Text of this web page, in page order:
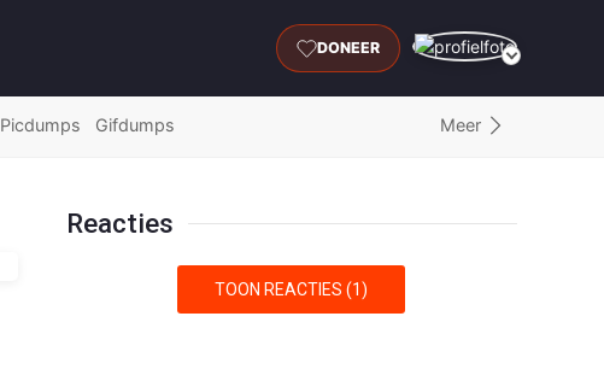
DONEER
Picdumps Gifdumps Meer
Reacties
TOON REACTIES (1)